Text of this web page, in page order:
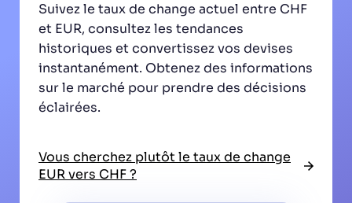
Suivez le taux de change actuel entre CHF
et EUR, consultez les tendances
historiques et convertissez vos devises
instantanément. Obtenez des informations
sur le marché pour prendre des décisions
éclairées.
Vous cherchez plutôt le taux de change
EUR vers CHF ?